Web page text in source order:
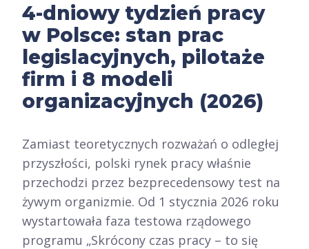
4-dniowy tydzień pracy
w Polsce: stan prac
legislacyjnych, pilotaże
firm i 8 modeli
organizacyjnych (2026)
Zamiast teoretycznych rozważań o odległej
przyszłości, polski rynek pracy właśnie
przechodzi przez bezprecedensowy test na
żywym organizmie. Od 1 stycznia 2026 roku
wystartowała faza testowa rządowego
programu „Skrócony czas pracy – to się